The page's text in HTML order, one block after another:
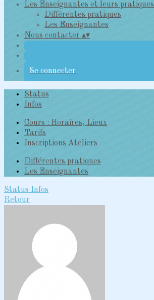
Les Enseignantes et leurs pratiques
Différentes pratiques
Les Enseignantes
Nous contacter ▴▾
Se connecter
Status
Infos
Cours : Horaires, Lieux
Tarifs
Inscriptions Ateliers
Différentes pratiques
Les Enseignantes
Status Infos
Retour